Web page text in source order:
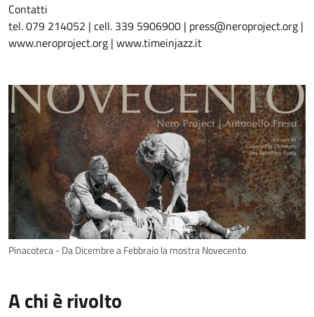
Contatti
tel. 079 214052 | cell. 339 5906900 | press@neroproject.org |
www.neroproject.org | www.timeinjazz.it
Pinacoteca - Da Dicembre a Febbraio la mostra Novecento
A chi è rivolto